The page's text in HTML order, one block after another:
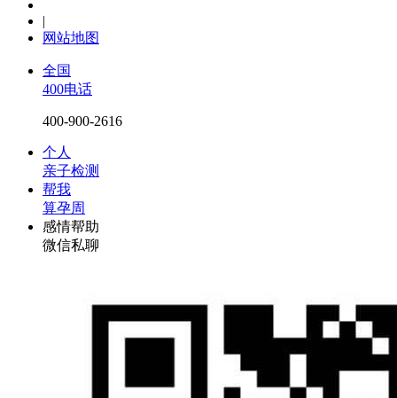
|
网站地图
全国
400电话
400-900-2616
个人
亲子检测
帮我
算孕周
感情帮助
微信私聊